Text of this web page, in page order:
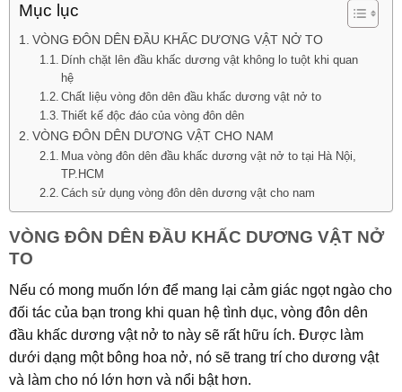
Mục lục
VÒNG ĐÔN DÊN ĐẦU KHẤC DƯƠNG VẬT NỞ TO
Dính chặt lên đầu khấc dương vật không lo tuột khi quan
hệ
Chất liệu vòng đôn dên đầu khấc dương vật nở to
Thiết kế độc đáo của vòng đôn dên
VÒNG ĐÔN DÊN DƯƠNG VẬT CHO NAM
Mua vòng đôn dên đầu khấc dương vật nở to tại Hà Nội,
TP.HCM
Cách sử dụng vòng đôn dên dương vật cho nam
VÒNG ĐÔN DÊN ĐẦU KHẤC DƯƠNG VẬT NỞ
TO
Nếu có mong muốn lớn để mang lại cảm giác ngọt ngào cho
đối tác của bạn trong khi quan hệ tình dục, vòng đôn dên
đầu khấc dương vật nở to này sẽ rất hữu ích. Được làm
dưới dạng một bông hoa nở, nó sẽ trang trí cho dương vật
và làm cho nó lớn hơn và nổi bật hơn.